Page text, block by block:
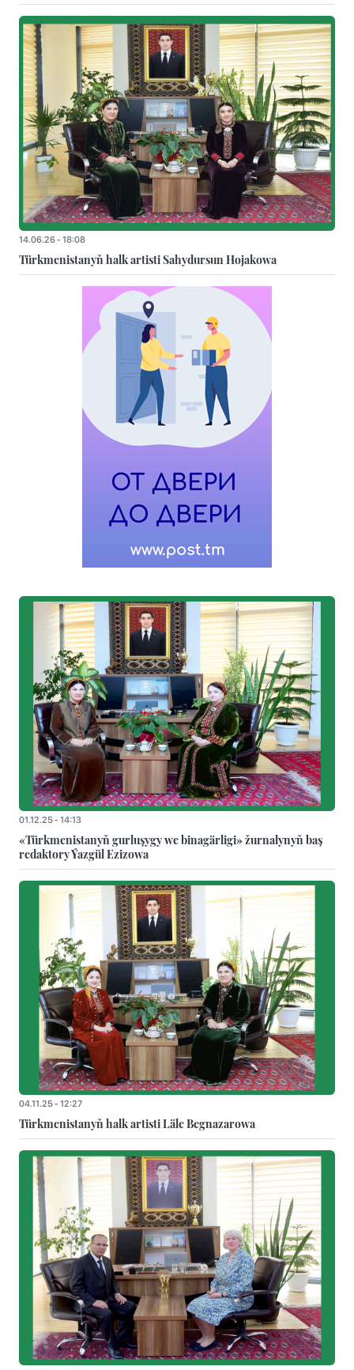
14.06.26 - 18:08
Türkmenistanyň halk artisti Sahydursun Hojakowa
01.12.25 - 14:13
«Türkmenistanyň gurluşygy we binagärligi» žurnalynyň baş
redaktory Ýazgül Ezizowa
04.11.25 - 12:27
Türkmenistanyň halk artisti Läle Begnazarowa